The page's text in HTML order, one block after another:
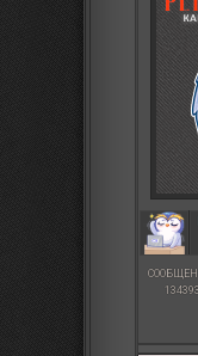
134393